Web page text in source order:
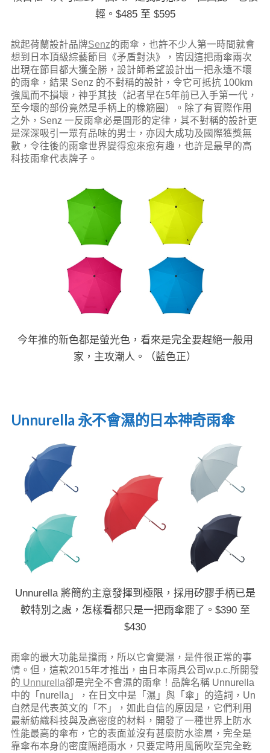
輕。$485 至 $595
說起荷蘭設計品牌Senz的雨傘，也許不少人第一時間就會
想到日本頂級綜藝節目《矛盾對決》，皆因這把雨傘兩次
出現在節目都大獲全勝，設計師希望設計出一把永遠不壞
的雨傘，結果 Senz 的不對稱的設計，令它可抵抗 100km
強風而不損壞，神乎其技（記者早在5年前已入手第一代，
至今壞的部份竟然是手柄上的橡筋圈）。除了有實際作用
之外，Senz 一反雨傘必是圓形的定律，其不對稱的設計更
是深深吸引一眾有品味的男士，亦因大成功及國際獲獎無
數，令往後的雨傘世界變得愈來愈有趣，也許是最早的高
科技雨傘代表牌子。
今年推的新色都是螢光色，看來是完全要趕絕一般用
家，主攻潮人。（藍色正）
Unnurella 永不會濕的日本神奇雨傘
Unnurella 將簡約主意發揮到極限，採用矽膠手柄已是
較特別之處，怎樣看都只是一把雨傘罷了。$390 至
$430
雨傘的最大功能是擋雨，所以它會變濕，是件很正常的事
情。但，這款2015年才推出，由日本雨具公司w.p.c.所開發
的 Unnurella卻是完全不會濕的雨傘！品牌名稱 Unnurella
中的「nurella」，在日文中是「濕」與「傘」的造詞，Un
自然是代表英文的「不」，如此自信的原因是，它們利用
最新紡織科技與及高密度的材料，開發了一種世界上防水
性能最高的傘布，它的表面並沒有甚麼防水塗層，完全是
靠傘布本身的密度隔絕雨水，只要定時用風筒吹至完全乾